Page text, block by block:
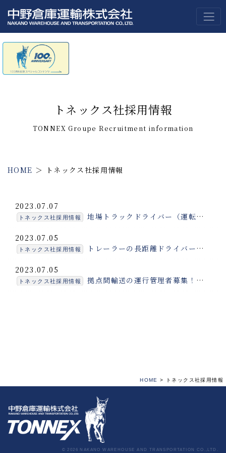
トネックス社採用情報
TONNEX Groupe Recruitment information
HOME ＞ トネックス社採用情報
2023.07.07
トネックス社採用情報 地場トラックドライバー（運転手）募集！安定しているので長く働けます
2023.07.05
トネックス社採用情報 トレーラーの長距離ドライバー（運転手）募集！安定しているので長く働けます
2023.07.05
トネックス社採用情報 拠点間輸送の運行管理者募集！：関東トネックス（埼玉県坂戸）
HOME > トネックス社採用情報
© 2026 NAKANO WAREHOUSE AND TRANSPORTATION CO.,LTD.